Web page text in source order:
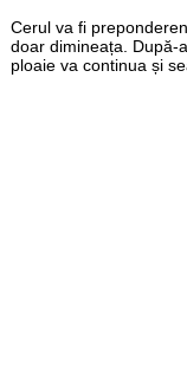
Cerul va fi
doar dimineața. După-
ploaie va continua și